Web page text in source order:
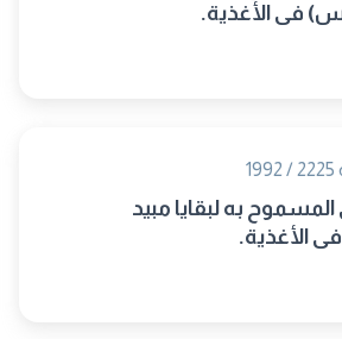
فى الأغذية.
به لبقايا مبيد
الأغذية.